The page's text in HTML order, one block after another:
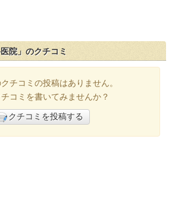
院」のクチコミ
チコミの投稿はありません。
コミを書いてみませんか？
クチコミを投稿する